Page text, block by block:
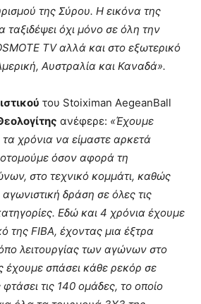
της Σύρου. Η εικόνα της
όχι μόνο σε όλη την
TVαλλά και στο εξωτερικό
Αυστραλία και Καναδά».
του Stoiximan AegeanBall
ανέφερε: «Έχουμε
χρόνια να είμαστε αρκετά
όσον αφορά τη
στο τεχνικό κομμάτι, καθώς
δράση σε όλες τις
Εδώ και 4 χρόνια έχουμε
της FIBA, έχοντας μια έξτρα
λειτουργίας των αγώνων στο
έχουμε σπάσει κάθε ρεκόρ σε
τις 140 ομάδες, το οποίο